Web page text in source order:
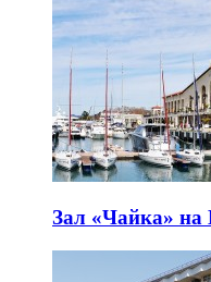
Зал «Чайка» на